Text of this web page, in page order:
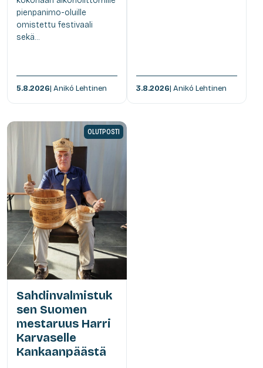
pienpanimo-oluille
omistettu festivaali
sekä...
5.8.2026| Anikó Lehtinen 3.8.2026| Anikó Lehtinen
OLUTPOSTI
Sahdinvalmistuk
sen Suomen
mestaruus Harri
Karvaselle
Kankaanpäästä